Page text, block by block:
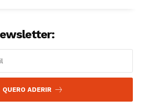
QUERO ADERIR